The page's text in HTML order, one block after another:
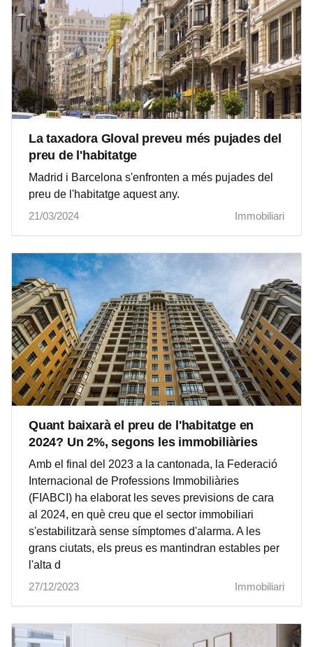
La taxadora Gloval preveu més pujades del
preu de l'habitatge
Madrid i Barcelona s'enfronten a més pujades del
preu de l'habitatge aquest any.
21/03/2024
Immobiliari
Quant baixarà el preu de l'habitatge en
2024? Un 2%, segons les immobiliàries
Amb el final del 2023 a la cantonada, la Federació
Internacional de Professions Immobiliàries
(FIABCI) ha elaborat les seves previsions de cara
al 2024, en què creu que el sector immobiliari
s'estabilitzarà sense símptomes d'alarma. A les
grans ciutats, els preus es mantindran estables per
l'alta d
27/12/2023
Immobiliari